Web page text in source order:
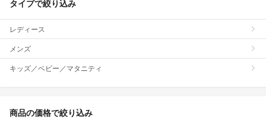
タイプで絞り込み
レディース
メンズ
キッズ／ベビー／マタニティ
商品の価格で絞り込み